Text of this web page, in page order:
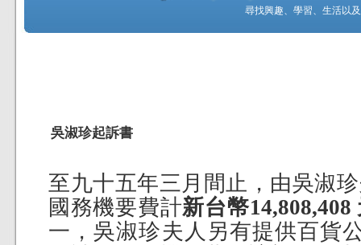
尋找興趣、學習、生活以
吳淑珍起訴書
至九十五年三月間止，由吳淑
國務機要費計新台幣14,808,408
一，吳淑珍夫人另有提供百貨